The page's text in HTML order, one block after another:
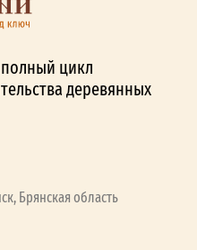
цикл
деревянных
Брянская область